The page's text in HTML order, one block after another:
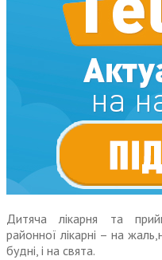
Дитяча лікарня та
районної лікарні – на
будні, і на свята.